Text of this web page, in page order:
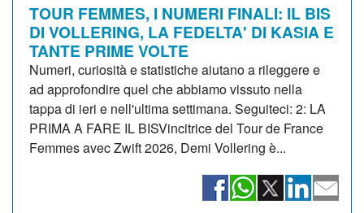
TOUR FEMMES, I NUMERI FINALI: IL BIS
DI VOLLERING, LA FEDELTA' DI KASIA E
TANTE PRIME VOLTE
Numeri, curiosità e statistiche aiutano a rileggere e
ad approfondire quel che abbiamo vissuto nella
tappa di ieri e nell'ultima settimana. Seguiteci: 2: LA
PRIMA A FARE IL BISVincitrice del Tour de France
Femmes avec Zwift 2026, Demi Vollering è...